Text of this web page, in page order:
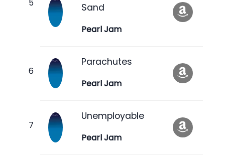
Sand
Pearl Jam
Parachutes
Pearl Jam
Unemployable
Pearl Jam